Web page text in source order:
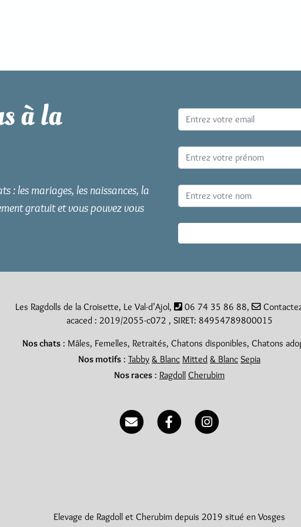
à la
: les mariages, les naissances, la
gratuit et vous pouvez vous
Les Ragdolls de la Croisette, Le Val-d’Ajol, 06 74 35 86 88,
acaced : 2019/2055-c072 , SIRET: 84954789800015
Nos chats : Mâles, Femelles, Retraités, Chatons disponibles, Chatons
Nos motifs : Tabby & Blanc Mitted & Blanc Sepia
Nos races : Ragdoll Cherubim
Elevage de Ragdoll et Cherubim depuis 2019 situé en Vosges